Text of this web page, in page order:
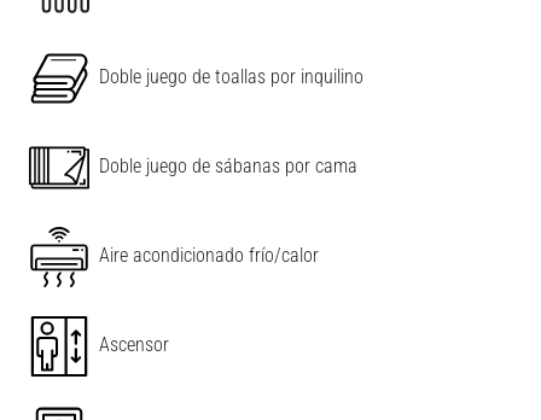
Doble juego de toallas por inquilino
Doble juego de sábanas por cama
Aire acondicionado frío/calor
Ascensor